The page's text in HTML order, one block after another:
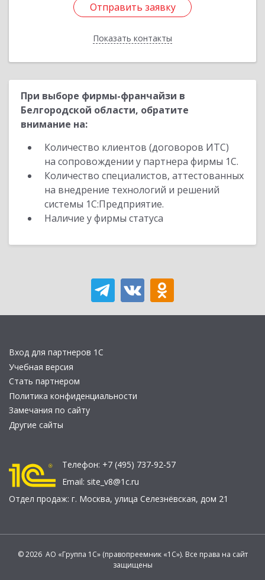
Отправить заявку
Показать контакты
Отправить заявку
Назад
При выборе фирмы-франчайзи в
Белгородской области, обратите
внимание на:
Количество клиентов (договоров ИТС)
на сопровождении у партнера фирмы 1С.
Количество специалистов, аттестованных
на внедрение технологий и решений
системы 1С:Предприятие.
Наличие у фирмы статуса
Вход для партнеров 1С
Учебная версия
Стать партнером
Политика конфиденциальности
Замечания по сайту
Другие сайты
Телефон: +7 (495) 737-92-57
Email: site_v8@1c.ru
Отдел продаж: г. Москва, улица Селезнёвская, дом 21
© 2026 АО «Группа 1С» (правопреемник «1С»). Все права на сайт
защищены